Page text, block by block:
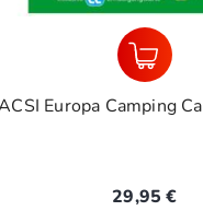
Aparat protiv komaraca
32,90 €